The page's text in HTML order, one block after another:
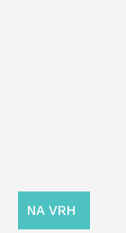
NA VRH